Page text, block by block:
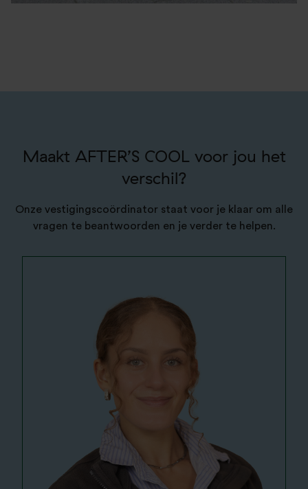
Maakt AFTER’S COOL voor jou het
verschil?
Onze vestigingscoördinator staat voor je klaar om alle
vragen te beantwoorden en je verder te helpen.